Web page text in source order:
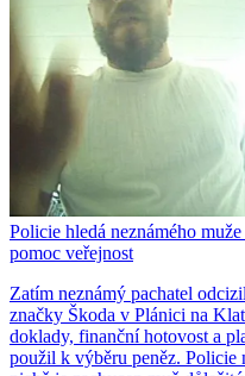
Policie hledá neznámého
pomoc veřejnost
Zatím neznámý pachatel
značky Škoda v Plánici na
doklady, finanční hotovost a
použil k výběru peněz. Policie